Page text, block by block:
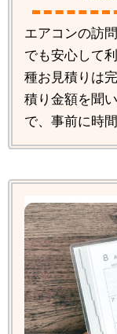
エアコンの訪
でも安心して
種お見積りは
積り金額を聞
で、事前に時